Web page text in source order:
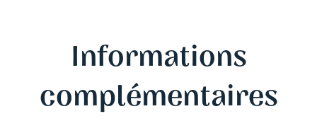
Informations
complémentaires